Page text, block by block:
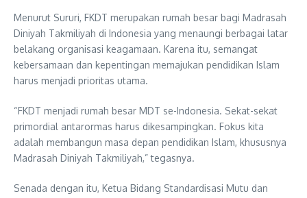
Menurut Sururi, FKDT merupakan rumah besar bagi Madrasah
Diniyah Takmiliyah di Indonesia yang menaungi berbagai latar
belakang organisasi keagamaan. Karena itu, semangat
kebersamaan dan kepentingan memajukan pendidikan Islam
harus menjadi prioritas utama.
“FKDT menjadi rumah besar MDT se-Indonesia. Sekat-sekat
primordial antarormas harus dikesampingkan. Fokus kita
adalah membangun masa depan pendidikan Islam, khususnya
Madrasah Diniyah Takmiliyah,” tegasnya.
Senada dengan itu, Ketua Bidang Standardisasi Mutu dan